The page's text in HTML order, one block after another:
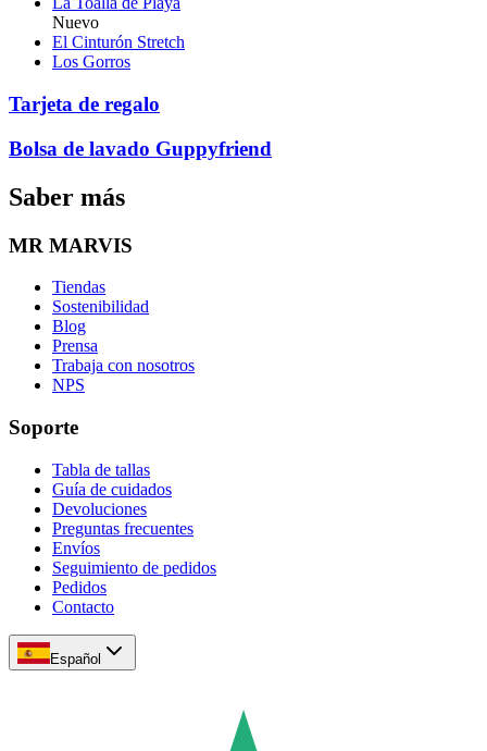
Nuevo
El Cinturón Stretch
Los Gorros
Tarjeta de regalo
Bolsa de lavado Guppyfriend
Saber más
MR MARVIS
Tiendas
Sostenibilidad
Blog
Prensa
Trabaja con nosotros
NPS
Soporte
Tabla de tallas
Guía de cuidados
Devoluciones
Preguntas frecuentes
Envíos
Seguimiento de pedidos
Pedidos
Contacto
Español